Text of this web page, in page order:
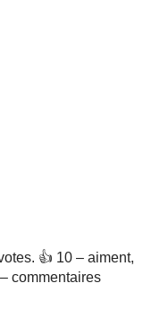
👍 10 – aiment,
commentaires